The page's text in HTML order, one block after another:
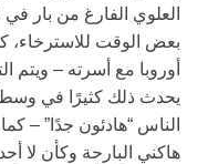
العلوي الفارغ من بار
بعض الوقت
أوروبا مع أسرته –
يحدث ذلك كثيرًا في
الناس “هادئون جدًا” –
هاكني البارحة وكأن لا